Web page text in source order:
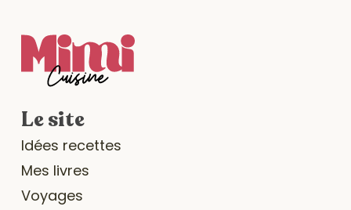
Le site
Idées recettes
Mes livres
Voyages